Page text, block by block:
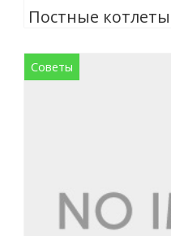
Постные
Советы